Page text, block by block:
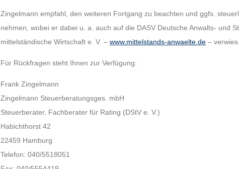
Zingelmann empfahl, den weiteren Fortgang zu beachten und ggfs.
nehmen, wobei er dabei u. a. auch auf die DASV Deutsche Anwalts- und
mittelständische Wirtschaft e. V. –www.mittelstands-anwaelte.de – verwies.
Für Rückfragen steht Ihnen zur Verfügung:
Frank Zingelmann
Zingelmann Steuerberatungsges. mbH
Steuerberater, Fachberater für Rating (DStV e. V.)
Habichthorst 42
22459 Hamburg
Telefon: 040/5518051